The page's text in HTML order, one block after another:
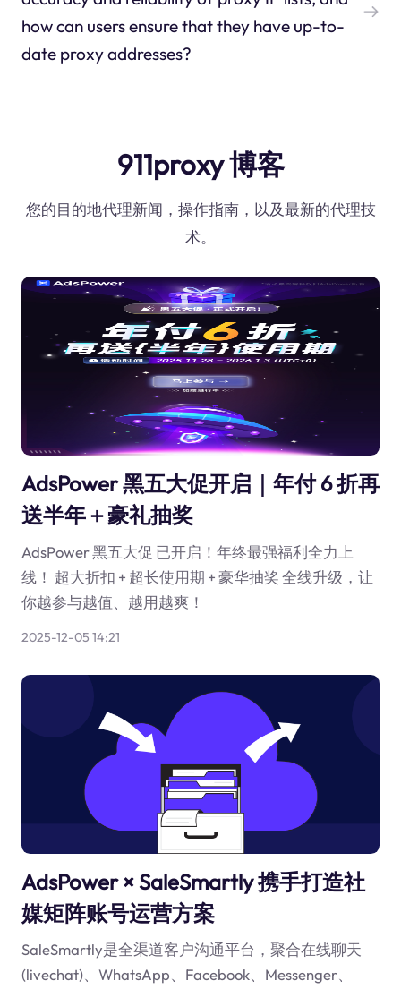
how can users ensure that they have up-to-
date proxy addresses?
911proxy 博客
您的目的地代理新闻，操作指南，以及最新的代理技
术。
AdsPower 黑五大促开启｜年付 6 折再
送半年＋豪礼抽奖
AdsPower 黑五大促 已开启！年终最强福利全力上
线！ 超大折扣 + 超长使用期 + 豪华抽奖 全线升级，让
你越参与越值、越用越爽！
2025-12-05 14:21
AdsPower × SaleSmartly 携手打造社
媒矩阵账号运营方案
SaleSmartly是全渠道客户沟通平台，聚合在线聊天
(livechat)、WhatsApp、Facebook、Messenger、